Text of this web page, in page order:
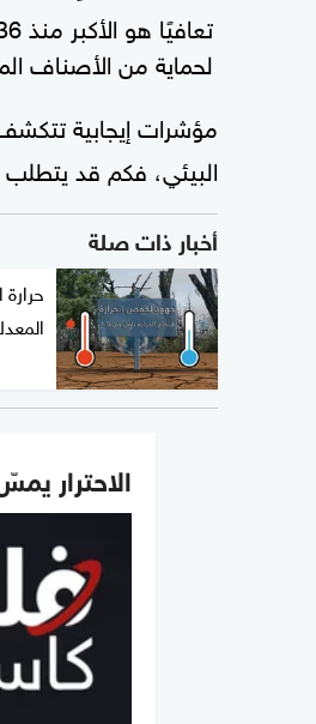
لحماية من الأصناف
مؤشرات إيجابية
البيئي، فكم قد يتطلب
أخبار ذات صلة
الاحترار